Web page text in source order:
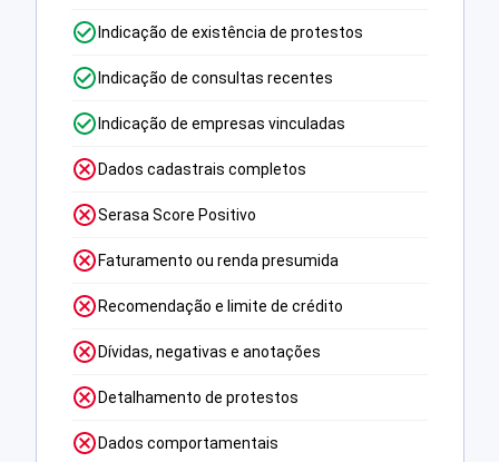
Indicação de existência de protestos
Indicação de consultas recentes
Indicação de empresas vinculadas
Dados cadastrais completos
Serasa Score Positivo
Faturamento ou renda presumida
Recomendação e limite de crédito
Dívidas, negativas e anotações
Detalhamento de protestos
Dados comportamentais